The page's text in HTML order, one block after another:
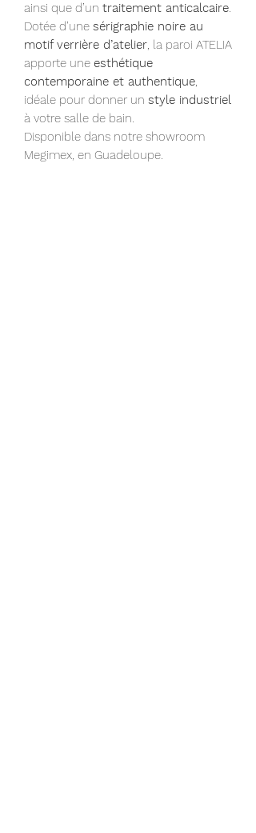
ainsi que d’un traitement anticalcaire.
Dotée d’une sérigraphie noire au
motif verrière d’atelier, la paroi ATELIA
apporte une esthétique
contemporaine et authentique,
idéale pour donner un style industriel
à votre salle de bain.
Disponible dans notre showroom
Megimex, en Guadeloupe.